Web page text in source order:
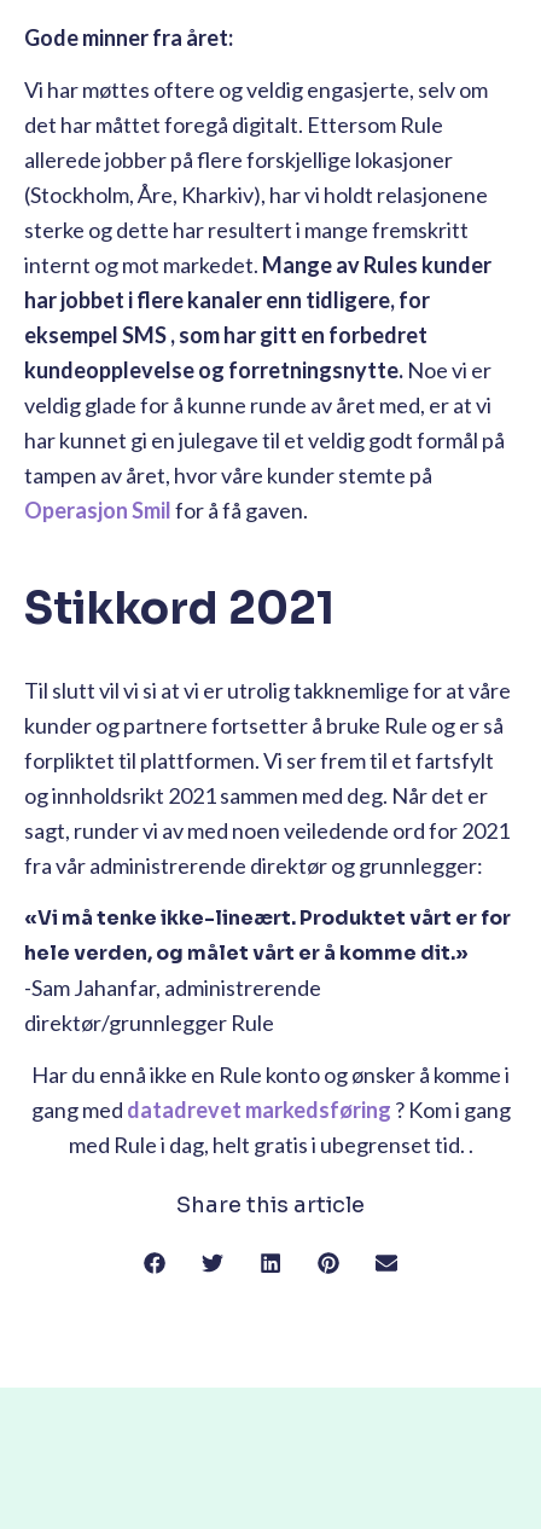
Gode ​​minner fra året:
Vi har møttes oftere og veldig engasjerte, selv om
det har måttet foregå digitalt. Ettersom Rule
allerede jobber på flere forskjellige lokasjoner
(Stockholm, Åre, Kharkiv), har vi holdt relasjonene
sterke og dette har resultert i mange fremskritt
internt og mot markedet. Mange av Rules kunder
har jobbet i flere kanaler enn tidligere, for
eksempel SMS , som har gitt en forbedret
kundeopplevelse og forretningsnytte. Noe vi er
veldig glade for å kunne runde av året med, er at vi
har kunnet gi en julegave til et veldig godt formål på
tampen av året, hvor våre kunder stemte på
Operasjon Smilfor å få gaven.
Stikkord 2021
Til slutt vil vi si at vi er utrolig takknemlige for at våre
kunder og partnere fortsetter å bruke Rule og er så
forpliktet til plattformen. Vi ser frem til et fartsfylt
og innholdsrikt 2021 sammen med deg. Når det er
sagt, runder vi av med noen veiledende ord for 2021
fra vår administrerende direktør og grunnlegger:
«Vi må tenke ikke-lineært. Produktet vårt er for
hele verden, og målet vårt er å komme dit.»
-Sam Jahanfar, administrerende
direktør/grunnlegger Rule
Har du ennå ikke en Rule konto og ønsker å komme i
gang med datadrevet markedsføring ? Kom i gang
med Rule i dag, helt gratis i ubegrenset tid. .
Share this article